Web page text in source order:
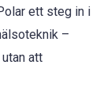
ett steg in i
–
att